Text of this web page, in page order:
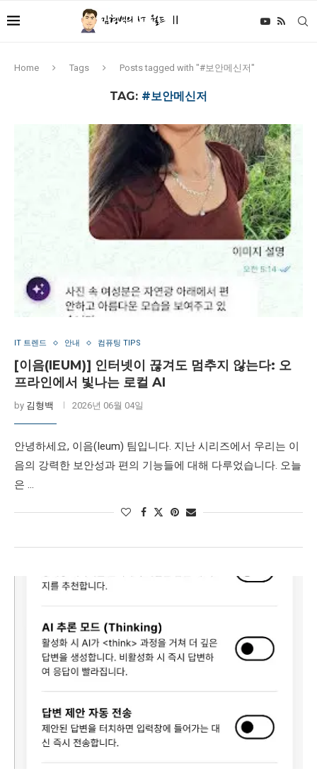
Home Tags Posts tagged with "#보안메신저"
TAG: #보안메신저
IT 트렌드 안내 컴퓨팅 TIPS
[이음(IEUM)] 인터넷이 끊겨도 멈추지 않는다: 오
프라인에서 빛나는 로컬 AI
by 김형백 2026년 06월 04일
안녕하세요, 이음(Ieum) 팀입니다. 지난 시리즈에서 우리는 이
음의 강력한 보안성과 편의 기능들에 대해 다루었습니다. 오늘
은 …